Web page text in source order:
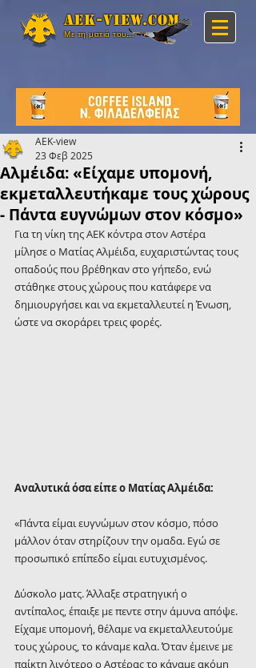
Aek-view.com
Με τη ματιά του...
Αλμέιδα: «Είχαμε υπομονή,
εκμεταλλευτήκαμε τους χώρους
- Πάντα ευγνώμων στον κόσμο»
AEK-view
23 Φεβ 2025
Για τη νίκη της ΑΕΚ κόντρα στον Αστέρα
μίλησε ο Ματίας Αλμέιδα, ευχαριστώντας τους
οπαδούς που βρέθηκαν στο γήπεδο, ενώ
στάθηκε στους χώρους που κατάφερε να
δημιουργήσει και να εκμεταλλευτεί η Ένωση,
ώστε να σκοράρει τρεις φορές.
Αναλυτικά όσα είπε ο Ματίας Αλμέιδα:
«Πάντα είμαι ευγνώμων στον κόσμο, πόσο
μάλλον όταν στηρίζουν την ομαδα. Εγώ σε
προσωπικό επίπεδο είμαι ευτυχισμένος.
Δύσκολο ματς. Άλλαξε στρατηγική ο
αντίπαλος, έπαιξε με πεντε στην άμυνα απόψε.
Είχαμε υπομονή, θέλαμε να εκμεταλλευτούμε
τους χώρους, το κάναμε καλα. Όταν έμεινε με
παίκτη λιγότερο ο Αστέρας το κάναμε ακόμη